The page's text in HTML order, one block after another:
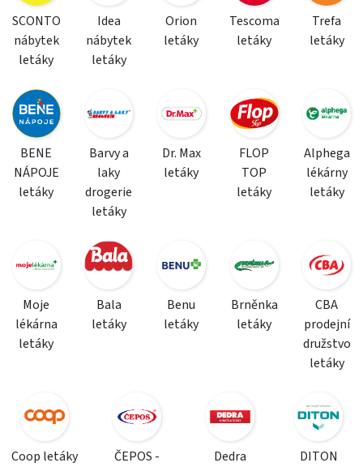
SCONTO
nábytek
letáky
Idea
nábytek
letáky
Orion
letáky
Tescoma
letáky
Trefa
letáky
BENE
NÁPOJE
letáky
Barvy a
laky
drogerie
letáky
Dr. Max
letáky
FLOP
TOP
letáky
Alphega
lékárny
letáky
Moje
lékárna
letáky
Bala
letáky
Benu
letáky
Brněnka
letáky
CBA
prodejní
družstvo
letáky
Coop letáky
ČEPOS -
Dedra
DITON